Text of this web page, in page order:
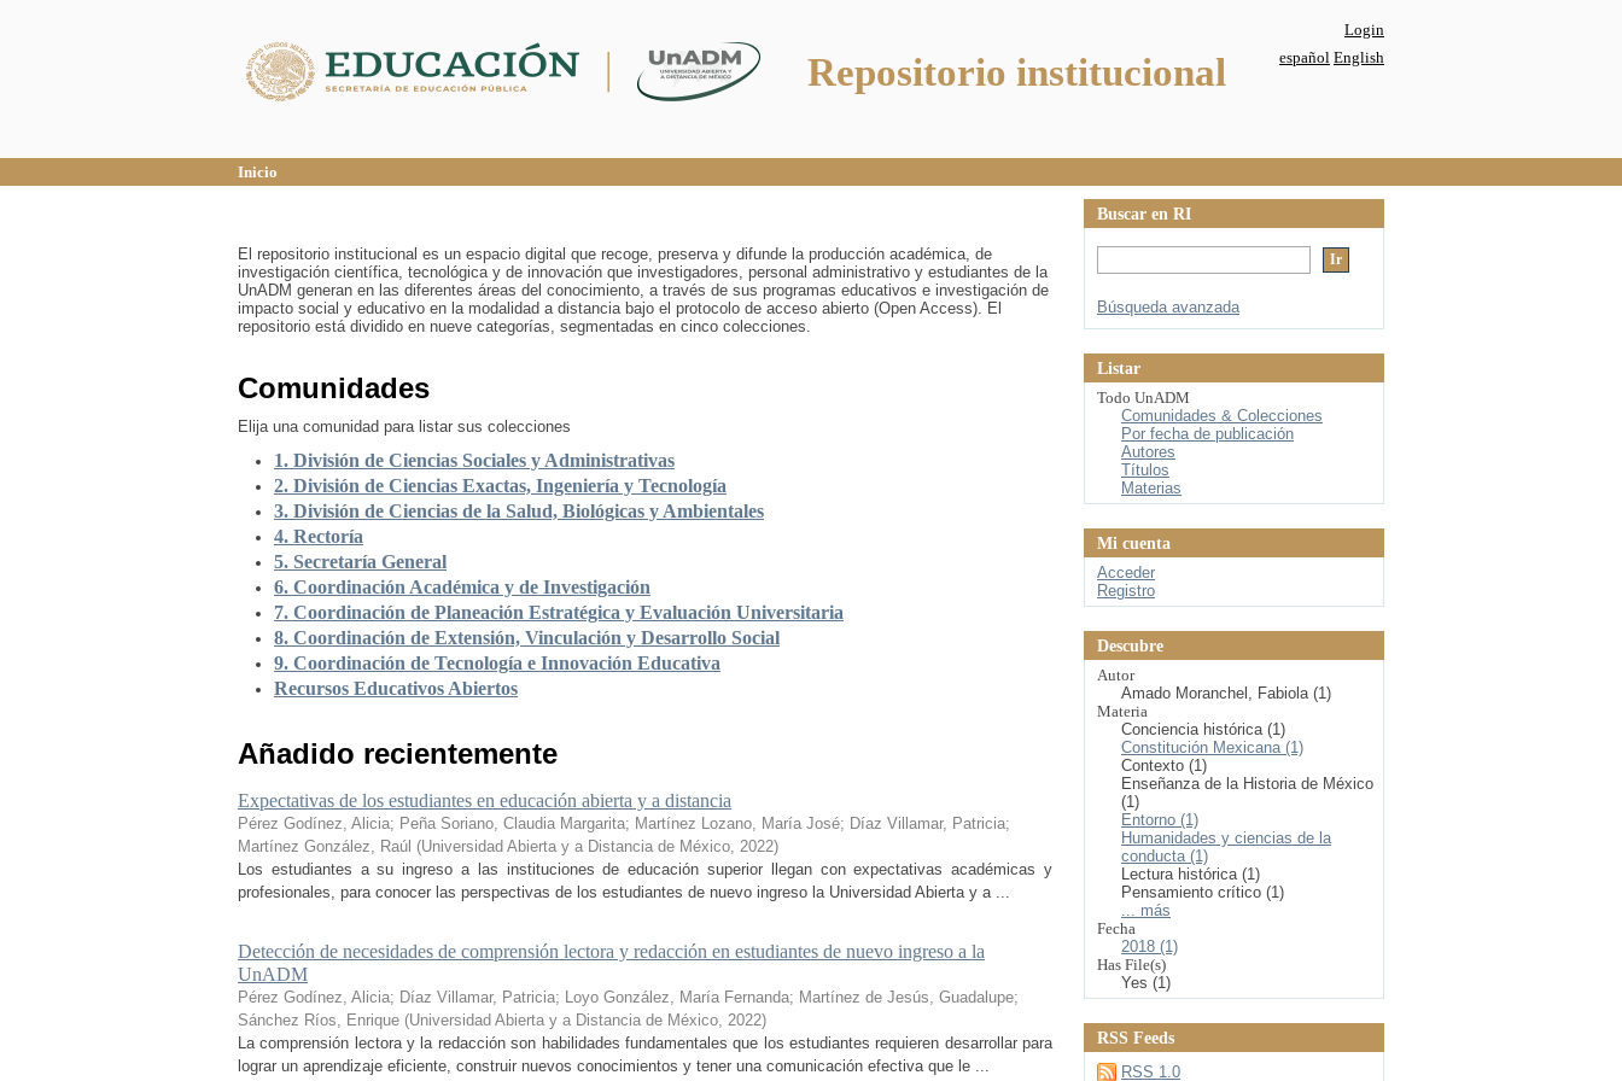
Repositorio institucional
Login
español English
Inicio
El repositorio institucional es un espacio digital que recoge, preserva y difunde la producción académica, de
investigación científica, tecnológica y de innovación que investigadores, personal administrativo y estudiantes de la
UnADM generan en las diferentes áreas del conocimiento, a través de sus programas educativos e investigación de
impacto social y educativo en la modalidad a distancia bajo el protocolo de acceso abierto (Open Access). El
repositorio está dividido en nueve categorías, segmentadas en cinco colecciones.
Comunidades
Elija una comunidad para listar sus colecciones
1. División de Ciencias Sociales y Administrativas
2. División de Ciencias Exactas, Ingeniería y Tecnología
3. División de Ciencias de la Salud, Biológicas y Ambientales
4. Rectoría
5. Secretaría General
6. Coordinación Académica y de Investigación
7. Coordinación de Planeación Estratégica y Evaluación Universitaria
8. Coordinación de Extensión, Vinculación y Desarrollo Social
9. Coordinación de Tecnología e Innovación Educativa
Recursos Educativos Abiertos
Añadido recientemente
Expectativas de los estudiantes en educación abierta y a distancia
Pérez Godínez, Alicia; Peña Soriano, Claudia Margarita; Martínez Lozano, María José; Díaz Villamar, Patricia;
Martínez González, Raúl (Universidad Abierta y a Distancia de México, 2022)
Los estudiantes a su ingreso a las instituciones de educación superior llegan con expectativas académicas y
profesionales, para conocer las perspectivas de los estudiantes de nuevo ingreso la Universidad Abierta y a ...
Detección de necesidades de comprensión lectora y redacción en estudiantes de nuevo ingreso a la
UnADM
Pérez Godínez, Alicia; Díaz Villamar, Patricia; Loyo González, María Fernanda; Martínez de Jesús, Guadalupe;
Sánchez Ríos, Enrique (Universidad Abierta y a Distancia de México, 2022)
La comprensión lectora y la redacción son habilidades fundamentales que los estudiantes requieren desarrollar para
lograr un aprendizaje eficiente, construir nuevos conocimientos y tener una comunicación efectiva que le ...
Buscar en RI
Búsqueda avanzada
Listar
Todo UnADM
Comunidades & Colecciones
Por fecha de publicación
Autores
Títulos
Materias
Mi cuenta
Acceder
Registro
Descubre
Autor
Amado Moranchel, Fabiola (1)
Materia
Conciencia histórica (1)
Constitución Mexicana (1)
Contexto (1)
Enseñanza de la Historia de México
(1)
Entorno (1)
Humanidades y ciencias de la
conducta (1)
Lectura histórica (1)
Pensamiento crítico (1)
... más
Fecha
2018 (1)
Has File(s)
Yes (1)
RSS Feeds
RSS 1.0